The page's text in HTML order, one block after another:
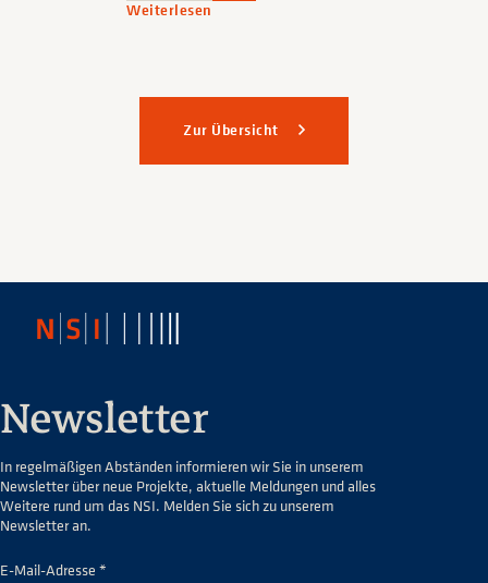
Weiterlesen
Zur Übersicht
Newsletter
In regelmäßigen Abständen informieren wir Sie in unserem
Newsletter über neue Projekte, aktuelle Meldungen und alles
Weitere rund um das NSI. Melden Sie sich zu unserem
Newsletter an.
E-Mail-Adresse *